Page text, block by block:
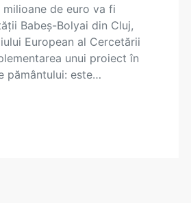
de euro va fi
Babeș-Bolyai din Cluj,
European al Cercetării
unui proiect în
pământului: este…